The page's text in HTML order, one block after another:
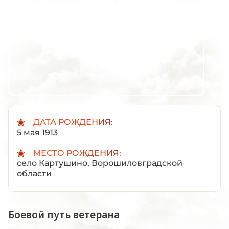
ДАТА РОЖДЕНИЯ:
5 мая 1913
МЕСТО РОЖДЕНИЯ:
село Картушино, Ворошиловградской
области
Боевой путь ветерана